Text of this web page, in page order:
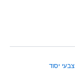
צבעי יסוד